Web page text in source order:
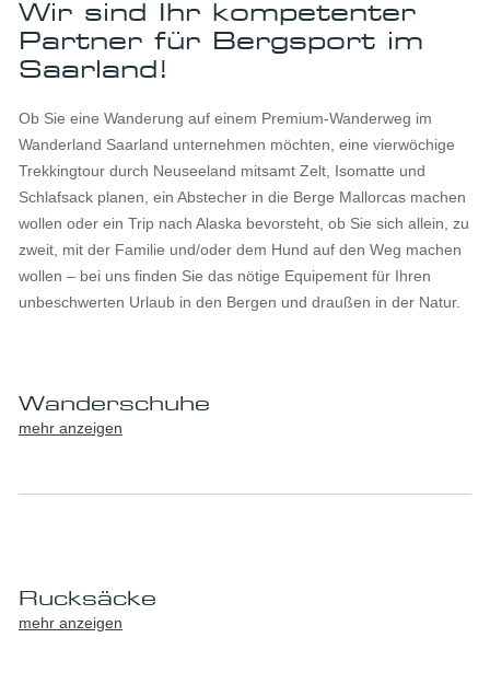
Wir sind Ihr kompetenter
Partner für Bergsport im
Saarland!
Ob Sie eine Wanderung auf einem Premium-Wanderweg im
Wanderland Saarland unternehmen möchten, eine vierwöchige
Trekkingtour durch Neuseeland mitsamt Zelt, Isomatte und
Schlafsack planen, ein Abstecher in die Berge Mallorcas machen
wollen oder ein Trip nach Alaska bevorsteht, ob Sie sich allein, zu
zweit, mit der Familie und/oder dem Hund auf den Weg machen
wollen – bei uns finden Sie das nötige Equipement für Ihren
unbeschwerten Urlaub in den Bergen und draußen in der Natur.
Wanderschuhe
mehr anzeigen
Rucksäcke
mehr anzeigen